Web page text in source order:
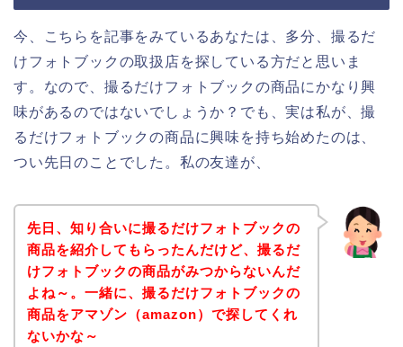
今、こちらを記事をみているあなたは、多分、撮るだ
けフォトブックの取扱店を探している方だと思いま
す。なので、撮るだけフォトブックの商品にかなり興
味があるのではないでしょうか？でも、実は私が、撮
るだけフォトブックの商品に興味を持ち始めたのは、
つい先日のことでした。私の友達が、
先日、知り合いに撮るだけフォトブックの
商品を紹介してもらったんだけど、撮るだ
けフォトブックの商品がみつからないんだ
よね～。一緒に、撮るだけフォトブックの
商品をアマゾン（amazon）で探してくれ
ないかな～